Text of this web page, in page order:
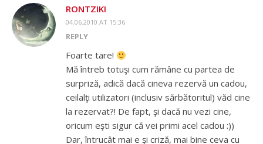
RONTZIKI
04.06.2010 AT 15:36
REPLY
Foarte tare!
Mă întreb totuşi cum rămâne cu partea de
surpriză, adică dacă cineva rezervă un cadou,
ceilalţi utilizatori (inclusiv sărbătoritul) văd cine
la rezervat?! De fapt, şi dacă nu vezi cine,
oricum eşti sigur că vei primi acel cadou :))
Dar, întrucât mai e şi criză, mai bine ceva cu